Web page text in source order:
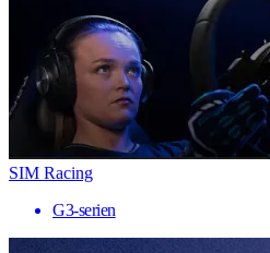
SIM Racing
G3-serien